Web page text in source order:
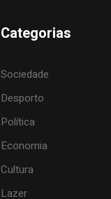
Categorias
Sociedade
Desporto
Política
Economia
Cultura
Lazer